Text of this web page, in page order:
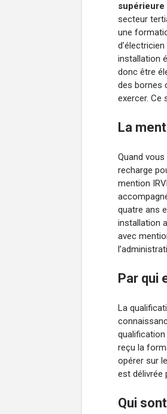
supérieure
secteur
une
installation
donc être
des bornes
exercer. Ce
La
Quand
recharge
mention
quatre ans
installation
avec
Par qui
La
qualification
reçu la
opérer sur
est délivrée
Qui